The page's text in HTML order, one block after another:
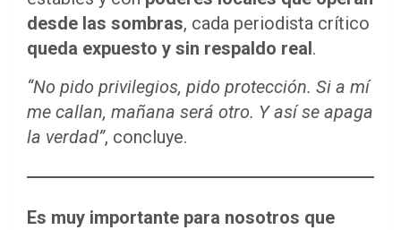
desde las sombras, cada periodista crítico
queda expuesto y sin respaldo real.
“No pido privilegios, pido protección. Si a mí
me callan, mañana será otro. Y así se apaga
la verdad”, concluye.
Es muy importante para nosotros que